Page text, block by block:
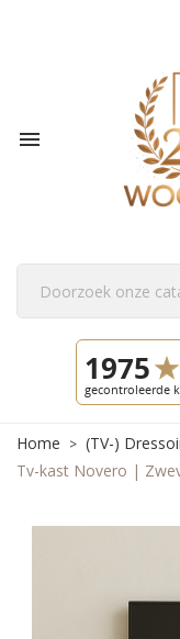

Home (TV-)
Tv-kast Novero |